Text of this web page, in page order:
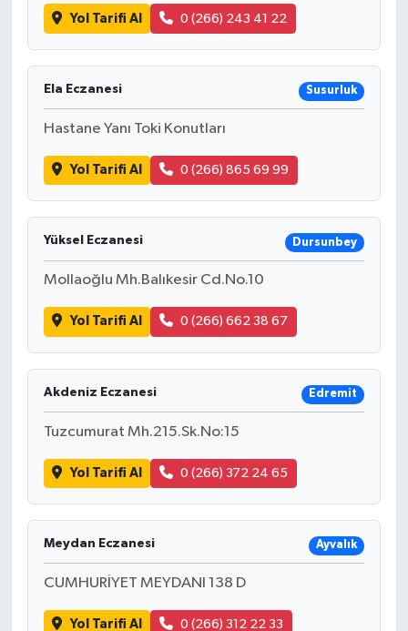
Yol Tarifi Al 0 (266) 243 41 22
Ela Eczanesi Susurluk
Hastane Yanı Toki Konutları
Yol Tarifi Al 0 (266) 865 69 99
Yüksel Eczanesi Dursunbey
Mollaoğlu Mh.Balıkesir Cd.No.10
Yol Tarifi Al 0 (266) 662 38 67
Akdeniz Eczanesi Edremit
Tuzcumurat Mh.215.Sk.No:15
Yol Tarifi Al 0 (266) 372 24 65
Meydan Eczanesi Ayvalık
CUMHURİYET MEYDANI 138 D
Yol Tarifi Al 0 (266) 312 22 33